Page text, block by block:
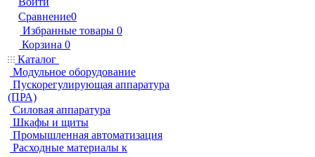
Сравнение0
Избранные товары 0
Корзина 0
Каталог
Модульное оборудование
Пускорегулирующая аппаратура
(ПРА)
Силовая аппаратура
Шкафы и щиты
Промышленная автоматизация
Расходные материалы к